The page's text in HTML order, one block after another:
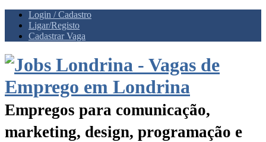
Login / Cadastro
Ligar/Registo
Cadastrar Vaga
Empregos para comunicação,
marketing, design, programação e